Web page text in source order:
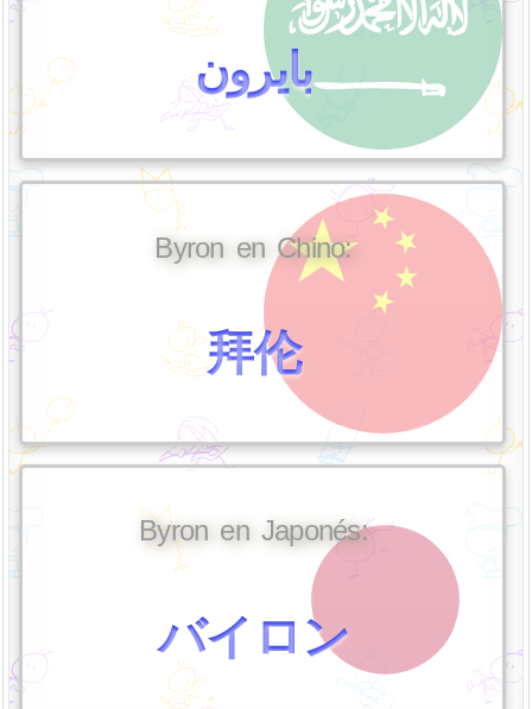
بايرون
Byron en Chino:
拜伦
Byron en Japonés:
バイロン